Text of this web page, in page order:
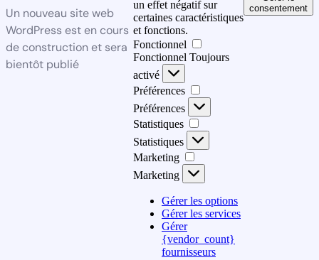
Un nouveau site web
WordPress est en cours
de construction et sera
bientôt publié
un effet négatif sur
certaines caractéristiques
et fonctions.
Fonctionnel
Fonctionnel Toujours
activé
Préférences
Préférences
Statistiques
Statistiques
Marketing
Marketing
Gérer les options
Gérer les services
Gérer
{vendor_count}
fournisseurs
consentement